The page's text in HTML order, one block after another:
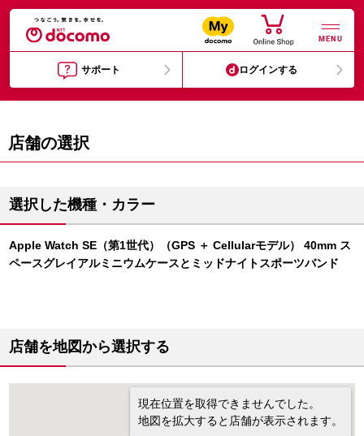
MENU
サポート ログインする
店舗の選択
選択した機種・カラー
Apple Watch SE（第1世代）（GPS ＋ Cellularモデル） 40mm ス
ペースグレイアルミニウムケースとミッドナイトスポーツバンド
店舗を地図から選択する
現在位置を取得できませんでした。
地図を拡大すると店舗が表示されます。